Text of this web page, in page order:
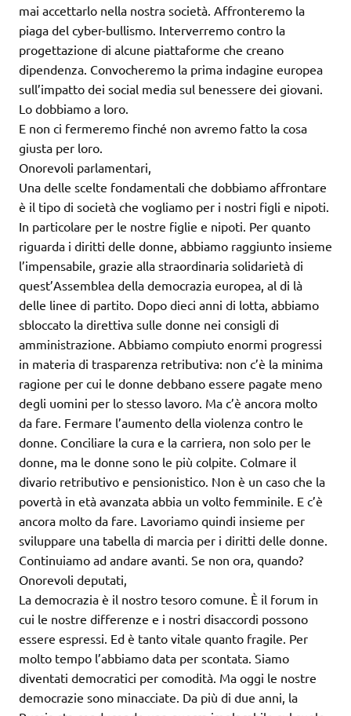
mai accettarlo nella nostra società. Affronteremo la
piaga del cyber-bullismo. Interverremo contro la
progettazione di alcune piattaforme che creano
dipendenza. Convocheremo la prima indagine europea
sull’impatto dei social media sul benessere dei giovani.
Lo dobbiamo a loro.
E non ci fermeremo finché non avremo fatto la cosa
giusta per loro.
Onorevoli parlamentari,
Una delle scelte fondamentali che dobbiamo affrontare
è il tipo di società che vogliamo per i nostri figli e nipoti.
In particolare per le nostre figlie e nipoti. Per quanto
riguarda i diritti delle donne, abbiamo raggiunto insieme
l’impensabile, grazie alla straordinaria solidarietà di
quest’Assemblea della democrazia europea, al di là
delle linee di partito. Dopo dieci anni di lotta, abbiamo
sbloccato la direttiva sulle donne nei consigli di
amministrazione. Abbiamo compiuto enormi progressi
in materia di trasparenza retributiva: non c’è la minima
ragione per cui le donne debbano essere pagate meno
degli uomini per lo stesso lavoro. Ma c’è ancora molto
da fare. Fermare l’aumento della violenza contro le
donne. Conciliare la cura e la carriera, non solo per le
donne, ma le donne sono le più colpite. Colmare il
divario retributivo e pensionistico. Non è un caso che la
povertà in età avanzata abbia un volto femminile. E c’è
ancora molto da fare. Lavoriamo quindi insieme per
sviluppare una tabella di marcia per i diritti delle donne.
Continuiamo ad andare avanti. Se non ora, quando?
Onorevoli deputati,
La democrazia è il nostro tesoro comune. È il forum in
cui le nostre differenze e i nostri disaccordi possono
essere espressi. Ed è tanto vitale quanto fragile. Per
molto tempo l’abbiamo data per scontata. Siamo
diventati democratici per comodità. Ma oggi le nostre
democrazie sono minacciate. Da più di due anni, la